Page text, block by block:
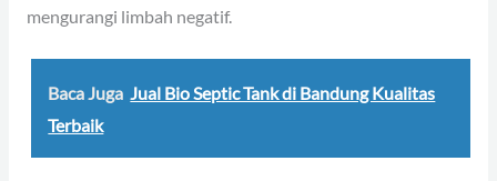
mengurangi limbah negatif.
Baca Juga Jual Bio Septic Tank di Bandung Kualitas
Terbaik